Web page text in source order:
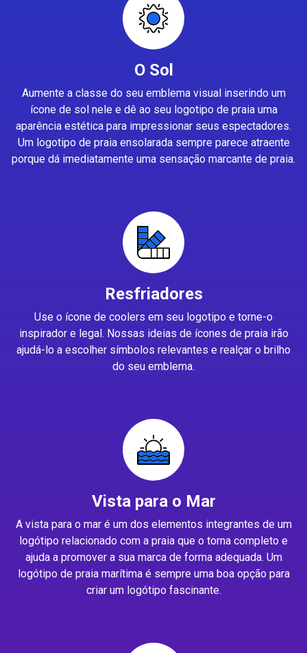
O Sol
Aumente a classe do seu emblema visual inserindo um
ícone de sol nele e dê ao seu logotipo de praia uma
aparência estética para impressionar seus espectadores.
Um logotipo de praia ensolarada sempre parece atraente
porque dá imediatamente uma sensação marcante de praia.
Resfriadores
Use o ícone de coolers em seu logotipo e torne-o
inspirador e legal. Nossas ideias de ícones de praia irão
ajudá-lo a escolher símbolos relevantes e realçar o brilho
do seu emblema.
Vista para o Mar
A vista para o mar é um dos elementos integrantes de um
logótipo relacionado com a praia que o torna completo e
ajuda a promover a sua marca de forma adequada. Um
logótipo de praia marítima é sempre uma boa opção para
criar um logótipo fascinante.